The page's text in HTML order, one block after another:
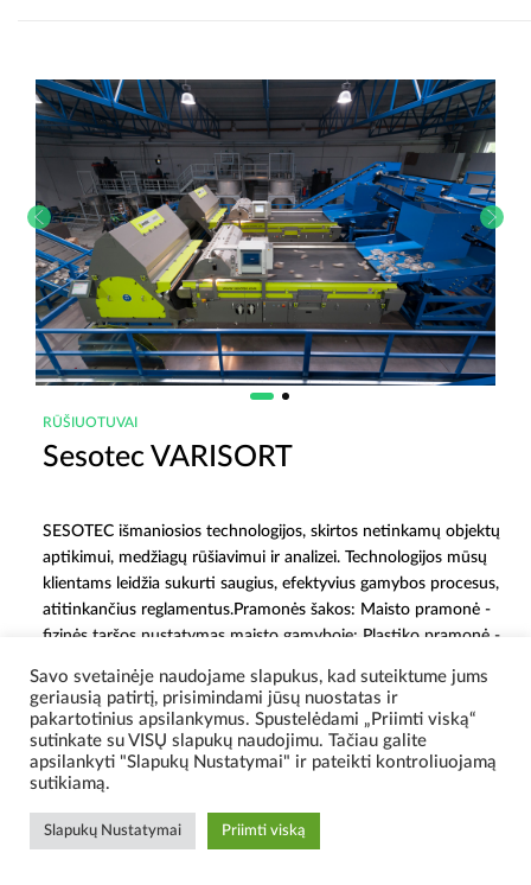
RŪŠIUOTUVAI
Sesotec VARISORT
SESOTEC išmaniosios technologijos, skirtos netinkamų objektų
aptikimui, medžiagų rūšiavimui ir analizei. Technologijos mūsų
klientams leidžia sukurti saugius, efektyvius gamybos procesus,
atitinkančius reglamentus.Pramonės šakos: Maisto pramonė -
fizinės taršos nustatymas maisto gamyboje; Plastiko pramonė -
– medžiagos išgryninimas.
Savo svetainėje naudojame slapukus, kad suteiktume jums
geriausią patirtį, prisimindami jūsų nuostatas ir
pakartotinius apsilankymus. Spustelėdami „Priimti viską“
sutinkate su VISŲ slapukų naudojimu. Tačiau galite
apsilankyti "Slapukų Nustatymai" ir pateikti kontroliuojamą
sutikiamą.
Slapukų Nustatymai Priimti viską